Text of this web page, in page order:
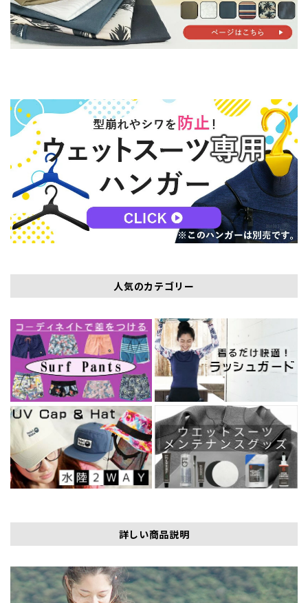
人気のカテゴリー
詳しい商品説明